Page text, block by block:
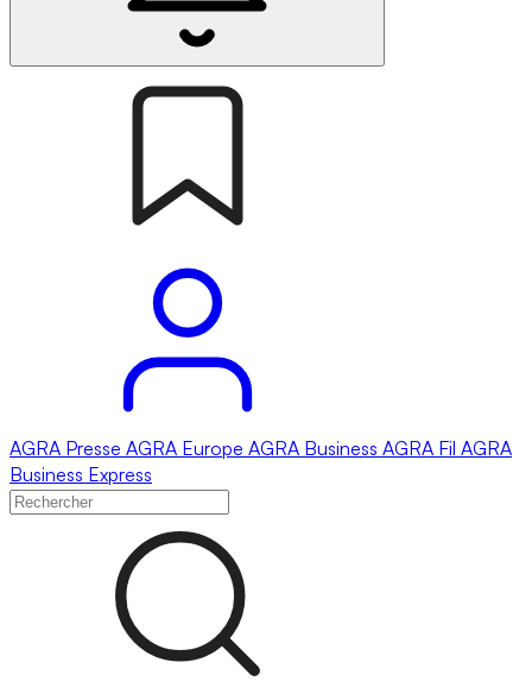
AGRA Presse AGRA Europe AGRA Business AGRA Fil AGRA
Business Express